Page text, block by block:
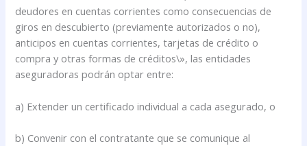
deudores en cuentas corrientes como consecuencias de
giros en descubierto (previamente autorizados o no),
anticipos en cuentas corrientes, tarjetas de crédito o
compra y otras formas de créditos\», las entidades
aseguradoras podrán optar entre:
a) Extender un certificado individual a cada asegurado, o
b) Convenir con el contratante que se comunique al